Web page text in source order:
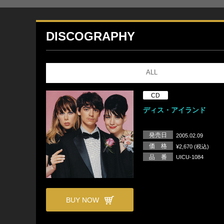
DISCOGRAPHY
ALL
BUY NOW
CD
ディス・アイランド
発売日 2005.02.09
価 格 ¥2,670 (税込)
品 番 UICU-1084